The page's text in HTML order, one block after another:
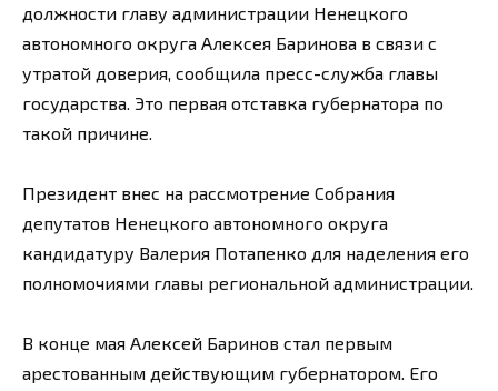
должности главу администрации Ненецкого
автономного округа Алексея Баринова в связи с
утратой доверия, сообщила пресс-служба главы
государства. Это первая отставка губернатора по
такой причине.
Президент внес на рассмотрение Собрания
депутатов Ненецкого автономного округа
кандидатуру Валерия Потапенко для наделения его
полномочиями главы региональной администрации.
В конце мая Алексей Баринов стал первым
арестованным действующим губернатором. Его